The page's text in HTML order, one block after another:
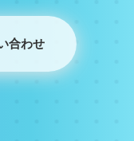
合わせ